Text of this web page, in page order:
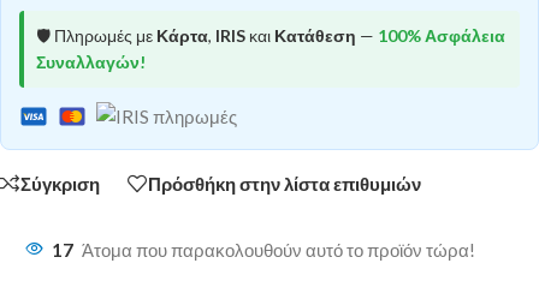
🛡️ Πληρωμές με Κάρτα, IRIS και Κατάθεση — 100% Ασφάλεια
Συναλλαγών!
Σύγκριση Πρόσθήκη στην λίστα επιθυμιών
17 Άτομα που παρακολουθούν αυτό το προϊόν τώρα!